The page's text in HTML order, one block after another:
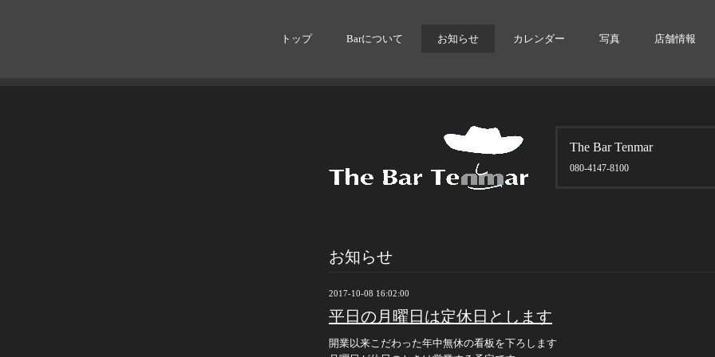
トップ Barについて お知らせ カレンダー 写真 店舗情報
The Bar Tenmar
080-4147-8100
お知らせ
2017-10-08 16:02:00
平日の月曜日は定休日とします
開業以来こだわった年中無休の看板を下ろします